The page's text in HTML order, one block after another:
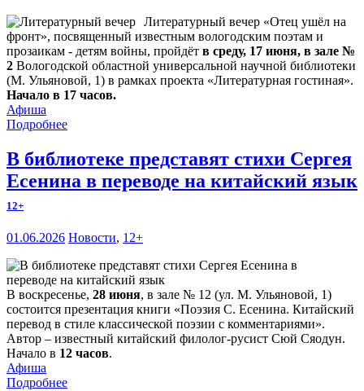
Литературный вечер «Отец ушёл на
фронт», посвященный известным вологодским поэтам и
прозаикам - детям войны, пройдёт в среду, 17 июня, в зале №
2 Вологодской областной универсальной научной библиотеки
(М. Ульяновой, 1) в рамках проекта «Литературная гостиная».
Начало в 17 часов.
Афиша
Подробнее
В библиотеке представят стихи Сергея
Есенина в переводе на китайский язык
12+
01.06.2026 Новости, 12+
В воскресенье, 28 июня, в зале № 12 (ул. М. Ульяновой, 1)
состоится презентация книги «Поэзия С. Есенина. Китайский
перевод в стиле классической поэзии с комментариями».
Автор – известный китайский филолог-русист Сюй Сяодун.
Начало в 12 часов.
Афиша
Подробнее